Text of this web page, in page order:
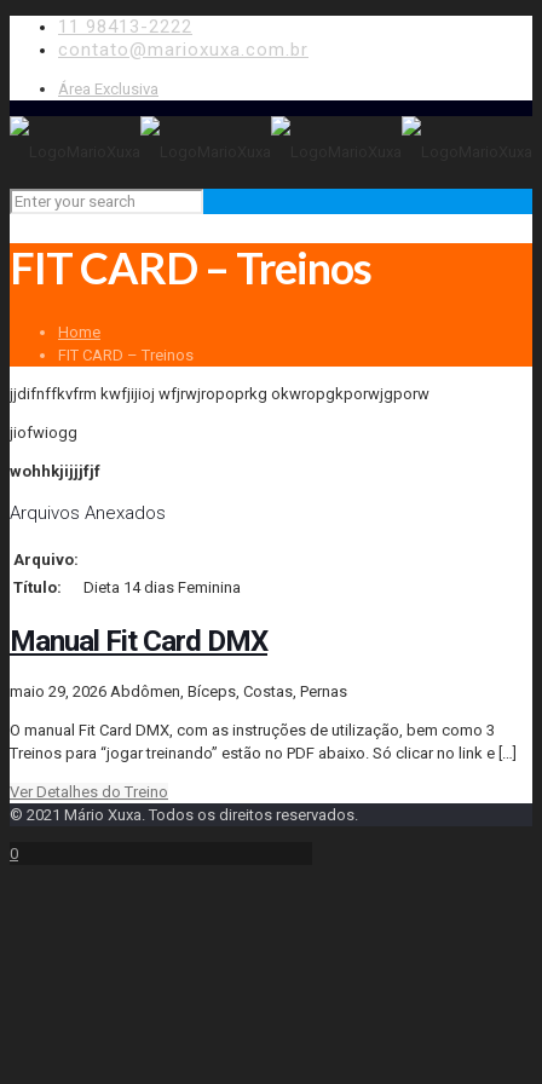
11 98413-2222
contato@marioxuxa.com.br
Área Exclusiva
FIT CARD – Treinos
Home
FIT CARD – Treinos
jjdifnffkvfrm kwfjijioj wfjrwjropoprkg okwropgkporwjgporw
jiofwiogg
wohhkjijjjfjf
Arquivos Anexados
Arquivo:
Título:
Dieta 14 dias Feminina
Manual Fit Card DMX
maio 29, 2026 Abdômen, Bíceps, Costas, Pernas
O manual Fit Card DMX, com as instruções de utilização, bem como 3
Treinos para “jogar treinando” estão no PDF abaixo. Só clicar no link e […]
Ver Detalhes do Treino
© 2021 Mário Xuxa. Todos os direitos reservados.
0